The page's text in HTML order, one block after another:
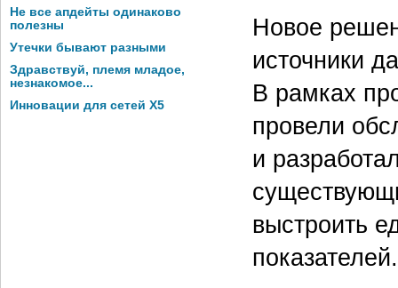
Не все апдейты одинаково
полезны
Утечки бывают разными
Здравствуй, племя младое,
незнакомое...
Инновации для сетей X5
Новое
источники
В рамках
провели
и
выстроить
показателей.